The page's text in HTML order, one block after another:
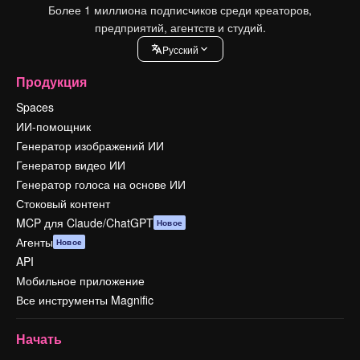
Более 1 миллиона подписчиков среди креаторов,
предприятий, агентств и студий.
Pусский
Продукция
Spaces
ИИ-помощник
Генератор изображений ИИ
Генератор видео ИИ
Генератор голоса на основе ИИ
Стоковый контент
MCP для Claude/ChatGPT Новое
Агенты Новое
API
Мобильное приложение
Все инструменты Magnific
Начать